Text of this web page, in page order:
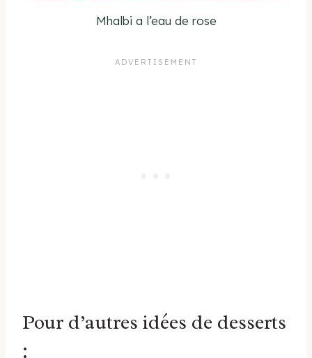
Mhalbi a l’eau de rose
Pour d’autres idées de desserts
: